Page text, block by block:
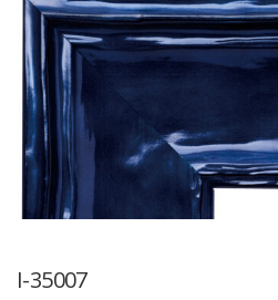
I-35007